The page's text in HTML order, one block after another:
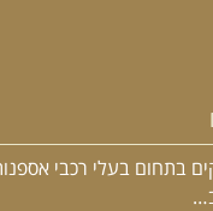
בתחום בעלי רכבי